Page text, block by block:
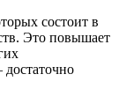
состоит в
Это повышает